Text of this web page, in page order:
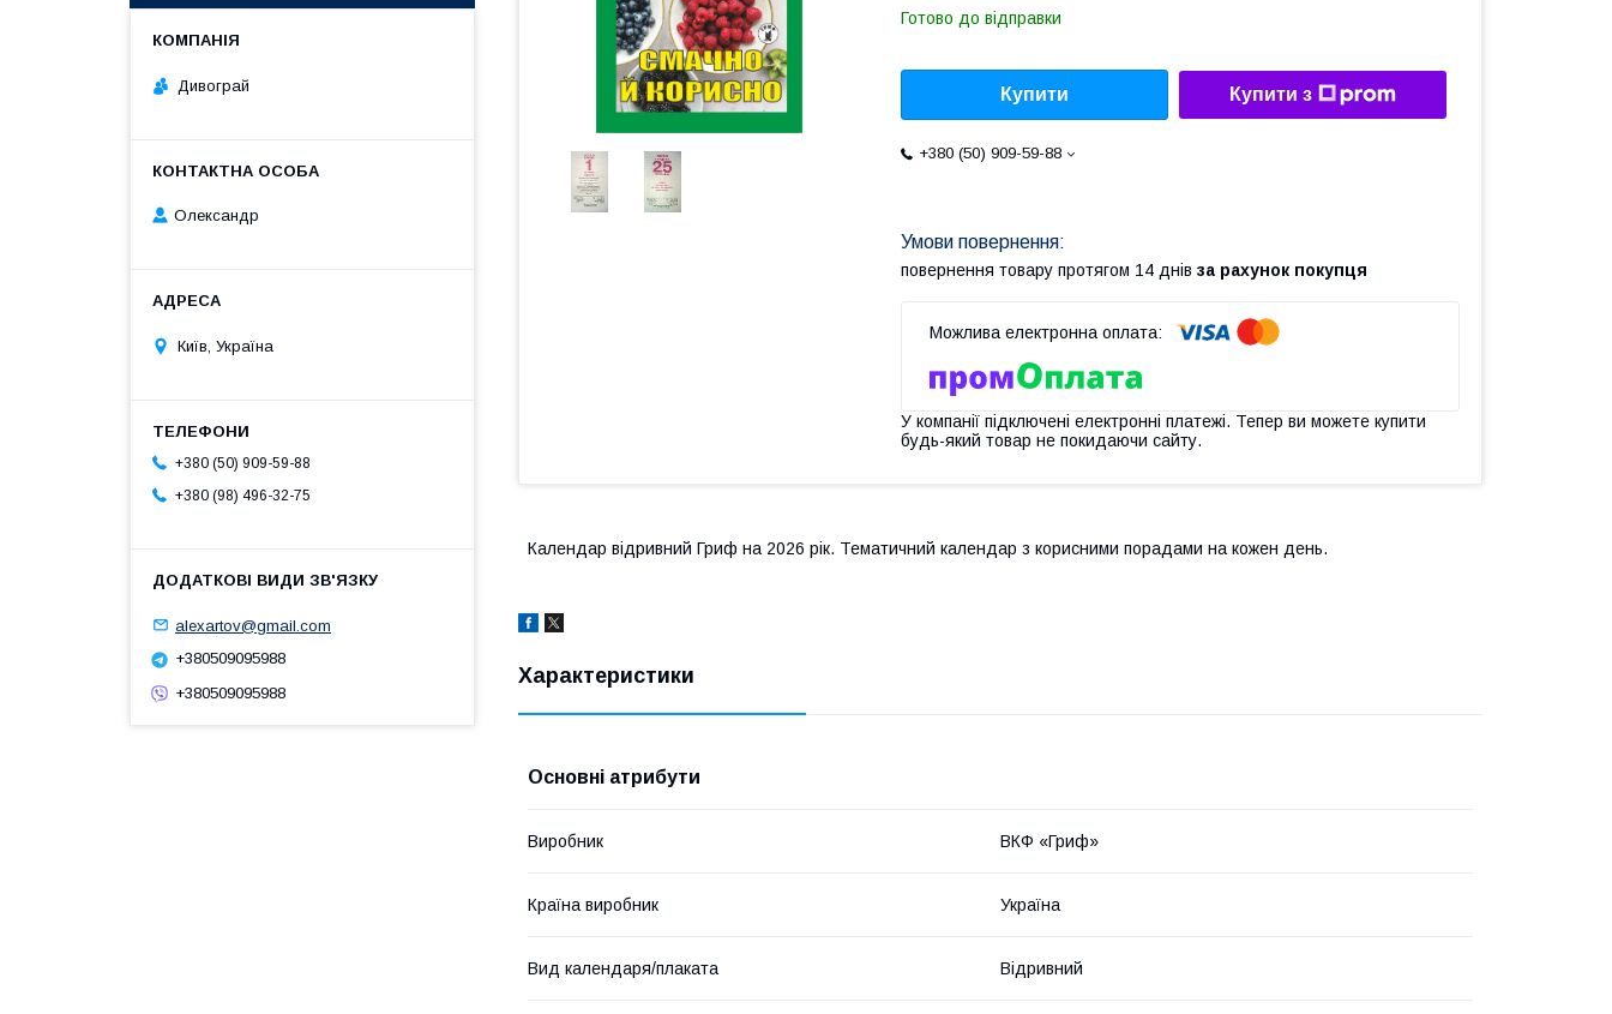
Готово до відправки
Купити Купити з
+380 (50) 909-59-88
повернення товару протягом 14 днів за рахунок покупця
У компанії підключені електронні платежі. Тепер ви можете купити
будь-який товар не покидаючи сайту.
Календар відривний Гриф на 2026 рік. Тематичний календар з корисними порадами на кожен день.
Характеристики
Основні атрибути
Виробник ВКФ «Гриф»
Країна виробник Україна
Вид календаря/плаката Відривний
Дивограй
Олександр
Київ, Україна
+380 (50) 909-59-88
+380 (98) 496-32-75
alexartov@gmail.com
+380509095988
+380509095988